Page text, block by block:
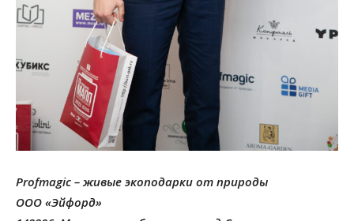
Profmagic – живые экоподарки от природы
ООО «Эйфорд»